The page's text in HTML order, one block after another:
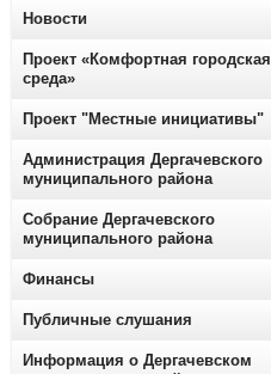
Новости
Проект «Комфортная городская
среда»
Проект "Местные инициативы"
Администрация Дергачевского
муниципального района
Собрание Дергачевского
муниципального района
Финансы
Публичные слушания
Информация о Дергачевском